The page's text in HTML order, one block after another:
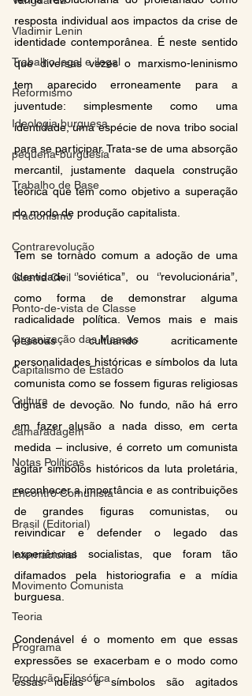
Vladimir Lenin
Trabalho legal e ilegal
Reformismo
Ideologia burguesa
pequena-burguesia
Trabalho de Base
Fracionismo
Contrarevolução
Guerra Civil
Ponto-de-vista de Classe
Organização das Massas
Capitalismo de Estado
Cultura
camaradagem
Notas Políticas
Encontro Comunista
Brasil (Editorial)
Internacional
Movimento Comunista
Teoria
Programa
Produção Filosófica
resposta individual aos impactos da crise de
identidade contemporânea. É neste sentido
que diversas vezes o marxismo-leninismo
tem aparecido erroneamente para a
juventude: simplesmente como uma
identidade, uma espécie de nova tribo social
para se participar. Trata-se de uma absorção
mercantil, justamente daquela construção
teórica que tem como objetivo a superação
do modo de produção capitalista.
Tem se tornado comum a adoção de uma
identidade ‘’soviética’’, ou ‘’revolucionária’’,
como forma de demonstrar alguma
radicalidade política. Vemos mais e mais
pessoas cultuando acriticamente
personalidades históricas e símbolos da luta
comunista como se fossem figuras religiosas
dignas de devoção. No fundo, não há erro
em fazer alusão a nada disso, em certa
medida – inclusive, é correto um comunista
agitar símbolos históricos da luta proletária,
reconhecer a importância e as contribuições
de grandes figuras comunistas, ou
reivindicar e defender o legado das
experiências socialistas, que foram tão
difamados pela historiografia e a mídia
burguesa.
Condenável é o momento em que essas
expressões se exacerbam e o modo como
essas ideias e símbolos são agitados